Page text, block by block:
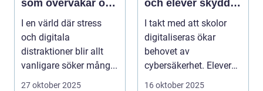
som övervakar och
stärker välmående
I en värld där stress
och digitala
distraktioner blir allt
vanligare söker mång...
27 oktober 2025
och elever skyddar
sina data
I takt med att skolor
digitaliseras ökar
behovet av
cybersäkerhet. Elever
och lärare ...
16 oktober 2025